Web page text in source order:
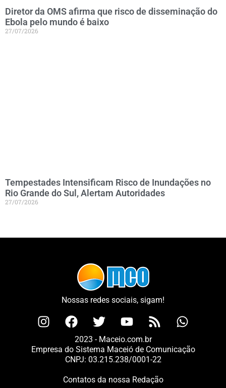
Diretor da OMS afirma que risco de disseminação do
Ebola pelo mundo é baixo
27/07/2026
Tempestades Intensificam Risco de Inundações no
Rio Grande do Sul, Alertam Autoridades
27/07/2026
Nossas redes sociais, sigam!
2023 - Maceio.com.br
Empresa do Sistema Maceió de Comunicação
CNPJ: 03.215.238/0001-22
Contatos da nossa Redação